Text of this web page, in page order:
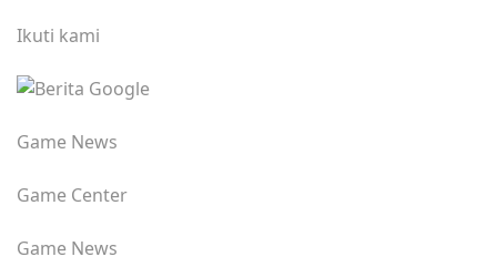
Ikuti kami
Game News
Game Center
Game News